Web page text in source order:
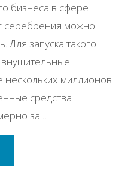
бизнеса в сфере
серебрения можно
Для запуска такого
нескольких миллионов
средства
за …